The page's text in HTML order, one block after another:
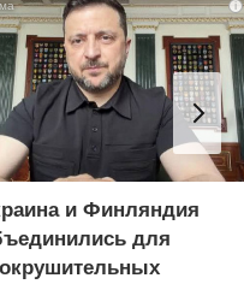
i
и Финляндия
для